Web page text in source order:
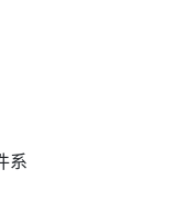
系